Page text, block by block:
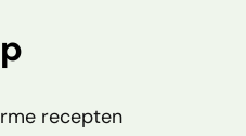
recepten